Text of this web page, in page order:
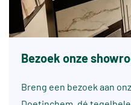
Bezoek onze
Breng een bezoek aan